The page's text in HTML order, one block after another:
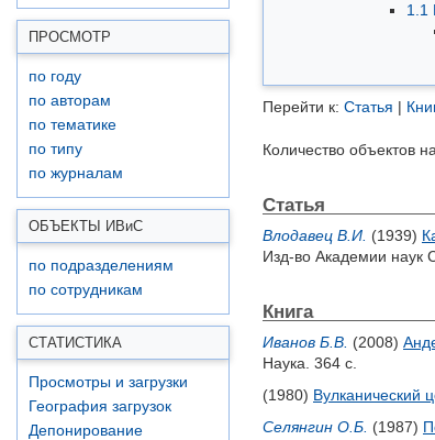
ПРОСМОТР
по году
по авторам
по тематике
по типу
по журналам
ОБЪЕКТЫ ИВиС
по подразделениям
по сотрудникам
СТАТИСТИКА
Просмотры и загрузки
География загрузок
Депонирование
1.1
Перейти к: Статья |
Количество объектов
Статья
Влодавец В.И. (1939)
Изд-во Академии
Книга
Иванов Б.В. (2008)
Наука. 364 с.
(1980) Вулканический
Селянгин О.Б. (1987)